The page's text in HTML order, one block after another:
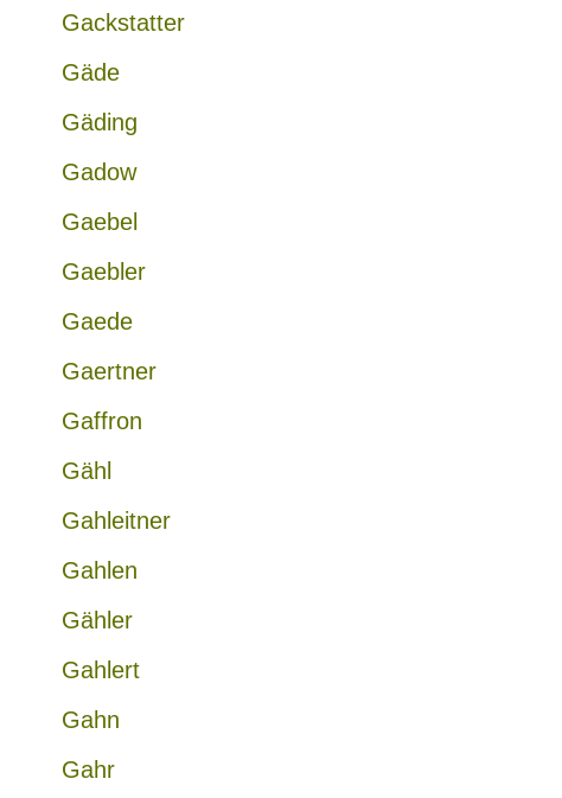
Gackstatter
Gäde
Gäding
Gadow
Gaebel
Gaebler
Gaede
Gaertner
Gaffron
Gähl
Gahleitner
Gahlen
Gähler
Gahlert
Gahn
Gahr